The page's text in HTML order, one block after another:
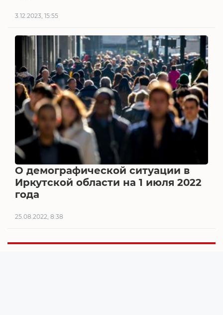
3.12.2023, 15:55
О демографической ситуации в
Иркутской области на 1 июля 2022
года
25.08.2022, 8:38